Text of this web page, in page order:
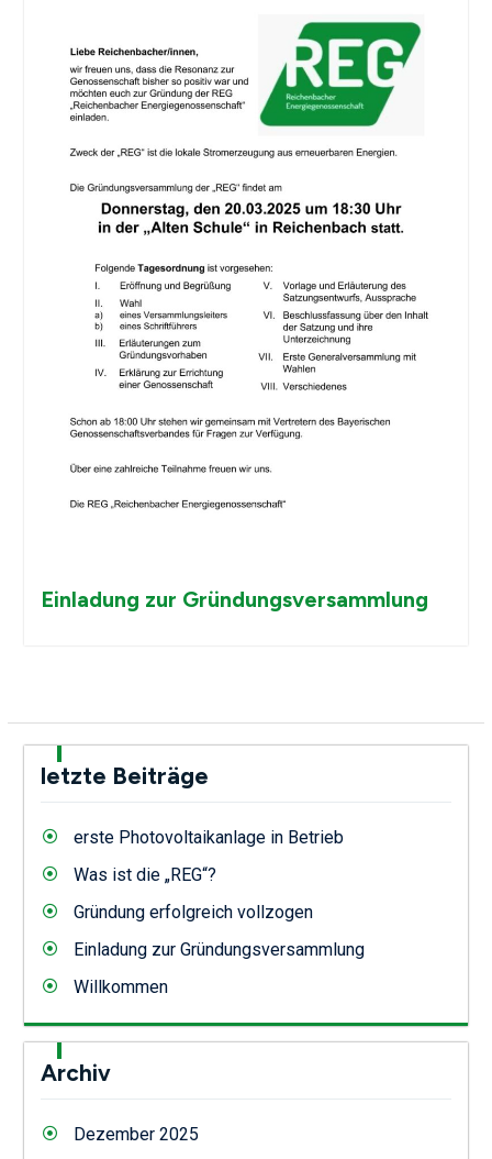
Einladung zur Gründungsversammlung
letzte Beiträge
erste Photovoltaikanlage in Betrieb
Was ist die „REG“?
Gründung erfolgreich vollzogen
Einladung zur Gründungsversammlung
Willkommen
Archiv
Dezember 2025